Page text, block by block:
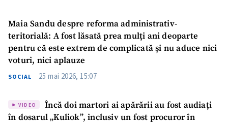
Maia Sandu despre reforma administrativ-
teritorială: A fost lăsată prea mulți ani deoparte
pentru că este extrem de complicată și nu aduce nici
voturi, nici aplauze
SOCIAL 25 mai 2026, 15:07
VIDEO
Încă doi martori ai apărării au fost audiați
în dosarul „Kuliok”, inclusiv un fost procuror în